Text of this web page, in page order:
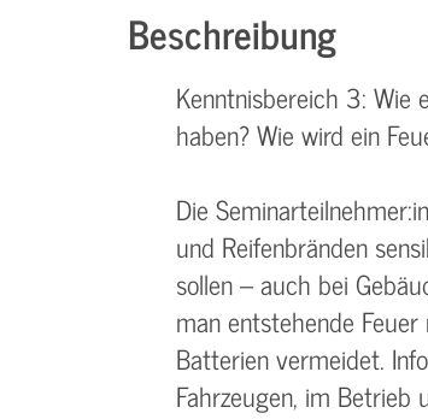
Beschreibung
Kenntnisbereich 3: Wie
haben? Wie wird ein
Die
und Reifenbränden
sollen – auch bei
man entstehende
Batterien vermeidet.
Fahrzeugen, im Betrieb